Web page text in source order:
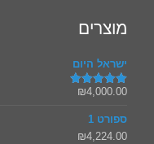
מוצרים
ישראל היום
דורג5.00
₪4,000.00
ספורט 1
₪4,224.00